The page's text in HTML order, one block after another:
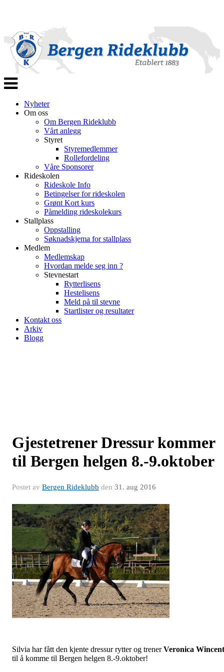
Veksle
navigasjon
Nyheter
Om oss
Om Bergen Rideklubb
Vårt anlegg
Styret
Styremedlemmer
Rollefordeling
Våre Sponsorer
Rideskolen
Rideskole Info
Betingelser for rideskolen
Grønt Kort kurs
Påmelding rideskolekurs
Stallplass
Oppstalling
Søknadskjema for stallplass
Medlem
Medlemskap
Hvordan melde seg inn ?
Stevnestart
Rytterlisens
Hestelisens
Meld på til stevne
Startlister og resultater
Kontakt oss
Arkiv
Blogg
Gjestetrener Dressur kommer
til Bergen helgen 8.-9.oktober
Postet av Bergen Rideklubb den 31. aug 2016
Silvia har fått den kjente dressur rytter og trenerVeronica Wincent
til å komme til Bergen helgen 8.-9.oktober!